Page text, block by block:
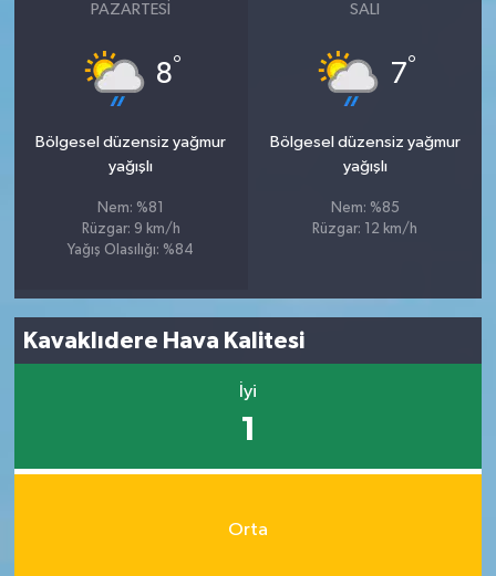
PAZARTESI
8°
Bölgesel düzensiz yağmur
yağışlı
Nem: %81
Rüzgar: 9 km/h
Yağış Olasılığı: %84
SALI
7°
Bölgesel düzensiz yağmur
yağışlı
Nem: %85
Rüzgar: 12 km/h
Kavaklıdere Hava Kalitesi
İyi
1
Orta